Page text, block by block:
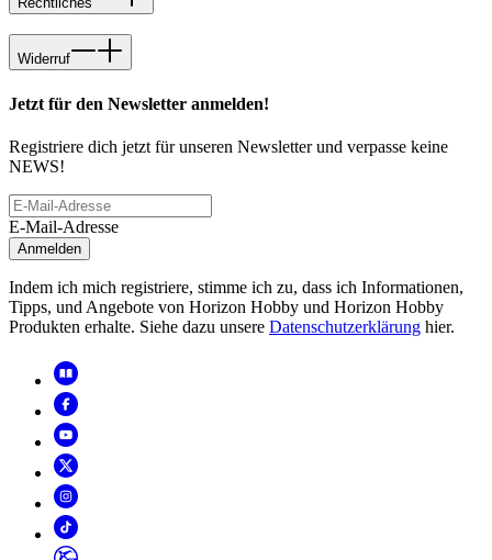
Widerruf
Jetzt für den Newsletter anmelden!
Registriere dich jetzt für unseren Newsletter und verpasse keine
NEWS!
E-Mail-Adresse
Anmelden
Indem ich mich registriere, stimme ich zu, dass ich Informationen,
Tipps, und Angebote von Horizon Hobby und Horizon Hobby
Produkten erhalte. Siehe dazu unsere Datenschutzerklärung hier.